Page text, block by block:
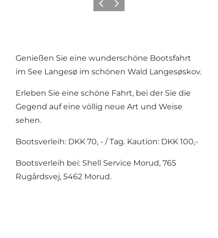
Vorherige Folie
Nächste Folie
Genießen Sie eine wunderschöne Bootsfahrt
im See Langesø im schönen Wald Langesøskov.
Erleben Sie eine schöne Fahrt, bei der Sie die
Gegend auf eine völlig neue Art und Weise
sehen.
Bootsverleih: DKK 70, - / Tag. Kaution: DKK 100,-
Bootsverleih bei: Shell Service Morud, 765
Rugårdsvej, 5462 Morud.